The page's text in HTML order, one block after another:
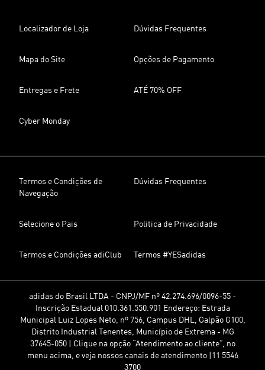
Localizador de Loja Dúvidas Frequentes
Mapa do Site Opções de Pagamento
Entregas e Frete ATÉ 70% OFF
Cyber Monday
Termos e Condições de
Navegação
Dúvidas Frequentes
Selecione o Pais Politica de Privacidade
Termos e Condições adiClub Termos #YESadidas
adidas do Brasil LTDA - CNPJ/MF nº 42.274.696/0096-55 -
Inscrição Estadual 010.361.550.901 Endereço: Estrada
Municipal Luiz Lopes Neto, nº 756, Campus DHL, Galpão G100,
Distrito Industrial Tenentes, Município de Extrema - MG
37645-050 | Clique na opção “Atendimento ao cliente”, no
menu acima, e veja nossos canais de atendimento |11 5546
3700